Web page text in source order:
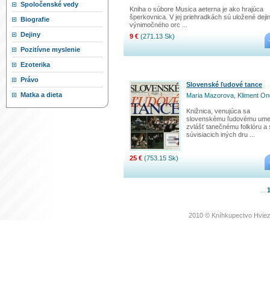
Spoločenské vedy
Biografie
Dejiny
Pozitívne myslenie
Ezoterika
Právo
Matka a dieta
Kniha o súbore Musica aeterna je ako hrajúca
šperkovnica. V jej priehradkách sú uložené
výnimočného orc ...
9 € (271.13 Sk)
Slovenské ľudové tance
Maria Mazorova, Kliment
Knižnica, venujúca sa
slovenskému ľudovému
zvlášť tanečnému folklóru a
súvisiacich iných dru ...
25 € (753.15 Sk)
1
2010 © Kníhkupectvo